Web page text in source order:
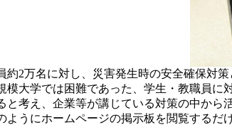
約2万名に対し、災害発生時の安全確保対
大学では困難であった、学生・教職員に
と考え、企業等が講じている対策の中か
ようにホームページの掲示板を閲覧する